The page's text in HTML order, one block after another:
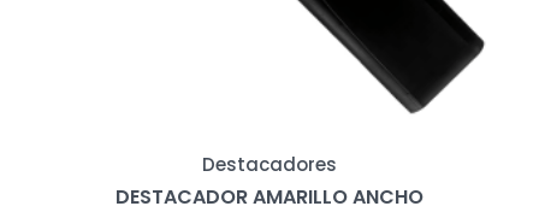
Destacadores
DESTACADOR AMARILLO ANCHO